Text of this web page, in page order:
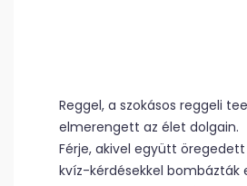
Reggel, a szokásos reggeli
elmerengett az élet dolgain.
Férje, akivel együtt
kvíz-kérdésekkel bombázták